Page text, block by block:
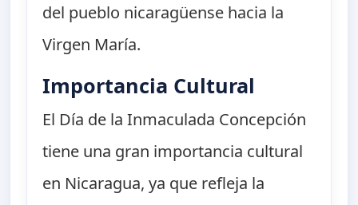
del pueblo nicaragüense hacia la
Virgen María.
Importancia Cultural
El Día de la Inmaculada Concepción
tiene una gran importancia cultural
en Nicaragua, ya que refleja la